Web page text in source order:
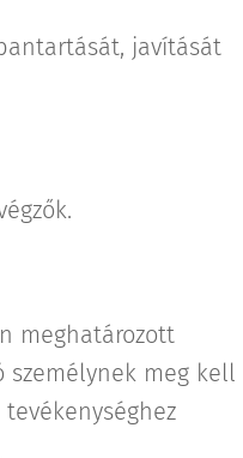
javítását
meghatározott
meg kell